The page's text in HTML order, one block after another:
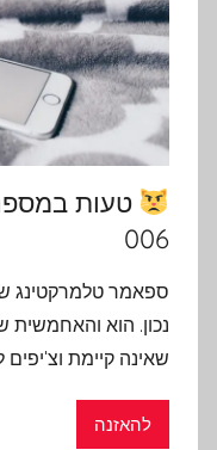
טעות
006
ספאמר טלמרקטינג
נכון. הוא והאחמשית
שאינה קיימת וצ'יפים
להאזנה